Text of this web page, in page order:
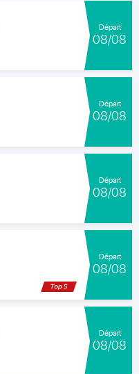
Départ
08/08
Départ
08/08
Départ
08/08
Départ
08/08
Départ
08/08